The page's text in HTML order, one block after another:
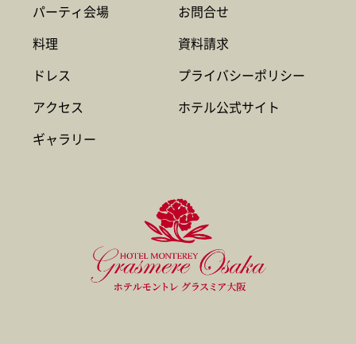
パーティ会場
料理
ドレス
アクセス
ギャラリー
お問合せ
資料請求
プライバシーポリシー
ホテル公式サイト